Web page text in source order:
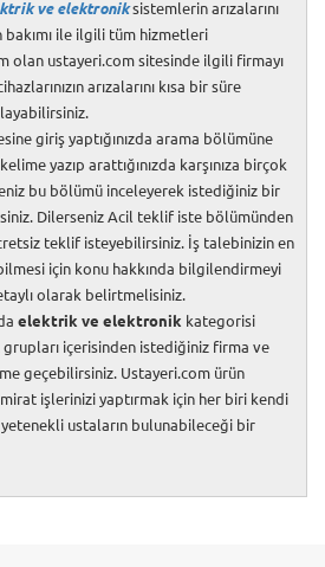
ve elektroniksistemlerin arızalarını
bakımı ile ilgili tüm hizmetleri
olan ustayeri.com sitesinde ilgili firmayı
arızalarını kısa bir süre
yaptığınızda arama bölümüne
yazıp arattığınızda karşınıza birçok
bu bölümü inceleyerek istediğiniz bir
Dilerseniz Acil teklif iste bölümünden
teklif isteyebilirsiniz. İş talebinizin en
için konu hakkında bilgilendirmeyi
olarak belirtmelisiniz.
elektrik ve elektronik kategorisi
grupları içerisinden istediğiniz firma ve
geçebilirsiniz. Ustayeri.com ürün
işlerinizi yaptırmak için her biri kendi
yetenekli ustaların bulunabileceği bir